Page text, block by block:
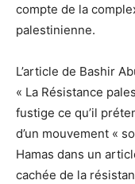
compte de la
palestinienne.
L’article de Bashir
« La Résistance
fustige ce qu’il
d’un mouvement «
Hamas dans un
cachée de la